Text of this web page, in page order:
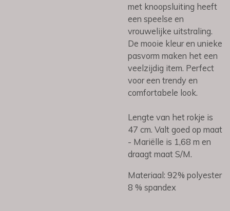
met knoopsluiting heeft
een speelse en
vrouwelijke uitstraling.
De mooie kleur en unieke
pasvorm maken het een
veelzijdig item. Perfect
voor een trendy en
comfortabele look.
Lengte van het rokje is
47 cm. Valt goed op maat
- Mariëlle is 1,68 m en
draagt maat S/M.
Materiaal: 92% polyester
8 % spandex